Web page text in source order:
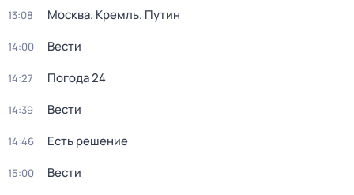
13:08 Москва. Кремль. Путин
14:00 Вести
14:27 Погода 24
14:39 Вести
14:46 Есть решение
15:00 Вести